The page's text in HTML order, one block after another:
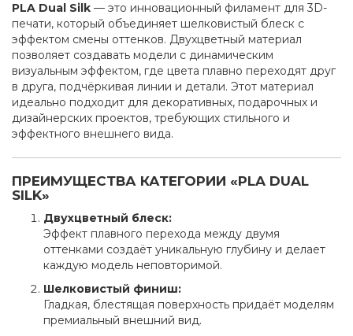
PLA Dual Silk — это инновационный филамент для 3D-
печати, который объединяет шелковистый блеск с
эффектом смены оттенков. Двухцветный материал
позволяет создавать модели с динамическим
визуальным эффектом, где цвета плавно переходят друг
в друга, подчёркивая линии и детали. Этот материал
идеально подходит для декоративных, подарочных и
дизайнерских проектов, требующих стильного и
эффектного внешнего вида.
ПРЕИМУЩЕСТВА КАТЕГОРИИ «PLA DUAL
SILK»
Двухцветный блеск:
Эффект плавного перехода между двумя
оттенками создаёт уникальную глубину и делает
каждую модель неповторимой.
Шелковистый финиш:
Гладкая, блестящая поверхность придаёт моделям
премиальный внешний вид.